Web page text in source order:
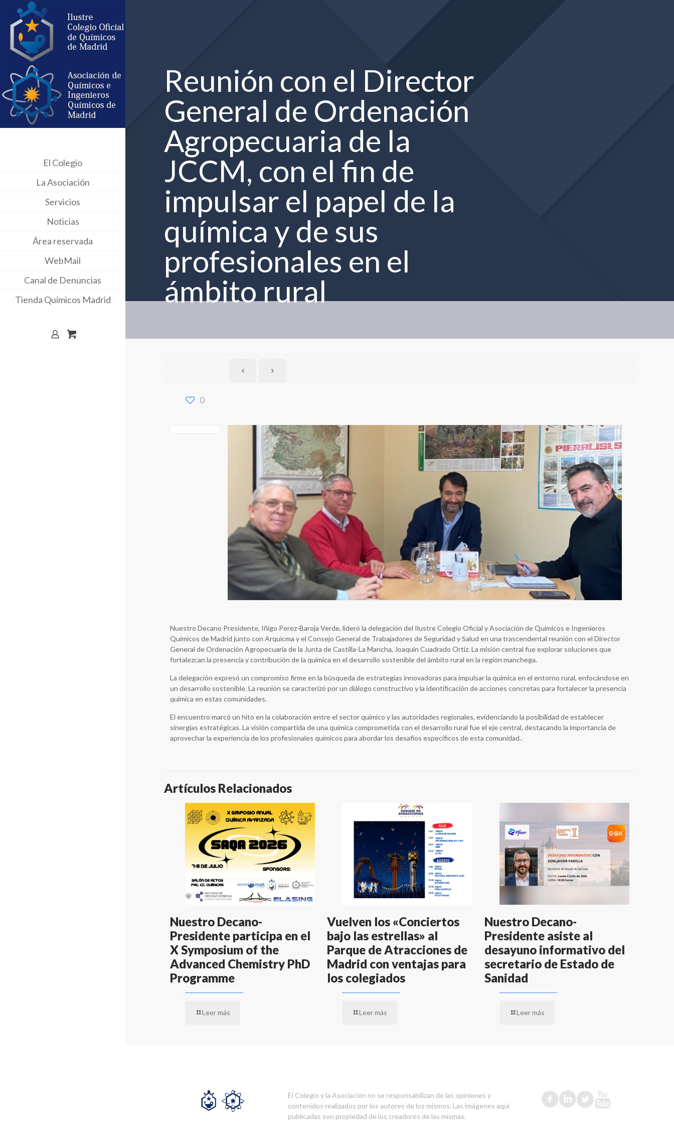
El Colegio
La Asociación
Servicios
Noticias
Área reservada
WebMail
Canal de Denuncias
Tienda Químicos Madrid
Reunión con el Director
General de Ordenación
Agropecuaria de la
JCCM, con el fin de
impulsar el papel de la
química y de sus
profesionales en el
ámbito rural
0
Nuestro Decano Presidente, Iñigo Perez-Baroja Verde, lideró la delegación del Ilustre Colegio Oficial y Asociación de Químicos e Ingenieros
Químicos de Madrid junto con Arquicma y el Consejo General de Trabajadores de Seguridad y Salud en una trascendental reunión con el Director
General de Ordenación Agropecuaria de la Junta de Castilla-La Mancha, Joaquín Cuadrado Ortíz. La misión central fue explorar soluciones que
fortalezcan la presencia y contribución de la química en el desarrollo sostenible del ámbito rural en la región manchega.
La delegación expresó un compromiso firme en la búsqueda de estrategias innovadoras para impulsar la química en el entorno rural, enfocándose en
un desarrollo sostenible. La reunión se caracterizó por un diálogo constructivo y la identificación de acciones concretas para fortalecer la presencia
química en estas comunidades.
El encuentro marcó un hito en la colaboración entre el sector químico y las autoridades regionales, evidenciando la posibilidad de establecer
sinergias estratégicas. La visión compartida de una química comprometida con el desarrollo rural fue el eje central, destacando la importancia de
aprovechar la experiencia de los profesionales químicos para abordar los desafíos específicos de esta comunidad..
Artículos Relacionados
Nuestro Decano-
Presidente participa en el
X Symposium of the
Advanced Chemistry PhD
Programme
Leer más
Vuelven los «Conciertos
bajo las estrellas» al
Parque de Atracciones de
Madrid con ventajas para
los colegiados
Leer más
Nuestro Decano-
Presidente asiste al
desayuno informativo del
secretario de Estado de
Sanidad
Leer más
El Colegio y la Asociación no se responsabilizan de las opiniones y
contenidos realizados por los autores de los mismos. Las imágenes aquí
publicadas son propiedad de los creadores de las mismas.